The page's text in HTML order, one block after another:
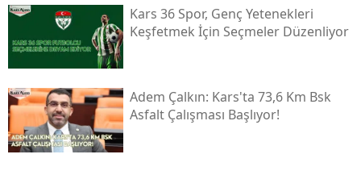
Batman
Bartın
Ardahan
Kars 36 Spor, Genç Yetenekleri
Keşfetmek İçin Seçmeler Düzenliyor
Adem Çalkın: Kars'ta 73,6 Km Bsk
Asfalt Çalışması Başlıyor!